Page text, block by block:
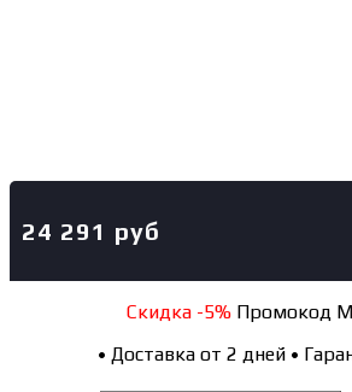
24 291 руб
Скидка -5%Промокод
• Доставка от 2 дней •